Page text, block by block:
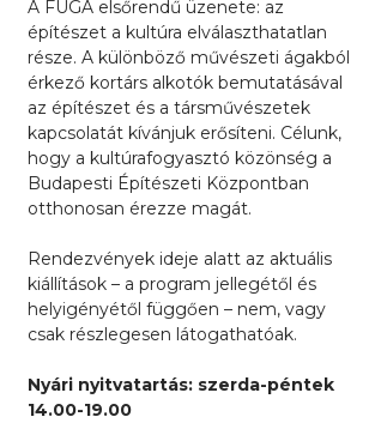
A FUGA elsőrendű üzenete: az
építészet a kultúra elválaszthatatlan
része. A különböző művészeti ágakból
érkező kortárs alkotók bemutatásával
az építészet és a társművészetek
kapcsolatát kívánjuk erősíteni. Célunk,
hogy a kultúrafogyasztó közönség a
Budapesti Építészeti Központban
otthonosan érezze magát.
Rendezvények ideje alatt az aktuális
kiállítások – a program jellegétől és
helyigényétől függően – nem, vagy
csak részlegesen látogathatóak.
Nyári nyitvatartás: szerda-péntek
14.00-19.00